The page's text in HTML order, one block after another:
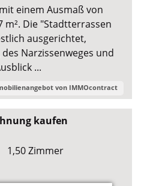
einem Ausmaß von
m². Die "Stadtterrassen
ausgerichtet,
Narzissenweges und
...
von IMMOcontract
kaufen
1,50 Zimmer